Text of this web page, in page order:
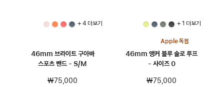
+ 4 더 보기
46mm 브라이트 구아바
스포츠 밴드 - S/M
₩75,000
+ 1 더 보기
Apple 독점
46mm 앵커 블루 솔로 루프
- 사이즈 0
₩75,000